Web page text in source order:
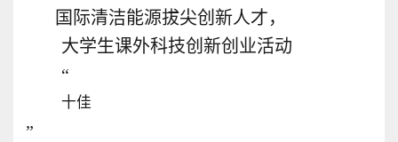
国际清洁能源拔尖创新人才，
大学生课外科技创新创业活动
“
十佳
”